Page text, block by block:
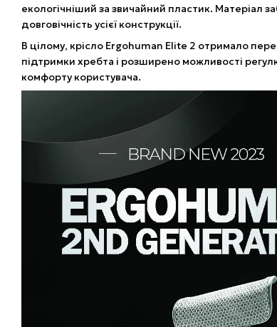
екологічніший за звичайний пластик. Матеріал
довговічність усієї конструкції.
В цілому, крісло Ergohuman Elite 2 отримало
підтримки хребта і розширено можливості
комфорту користувача.